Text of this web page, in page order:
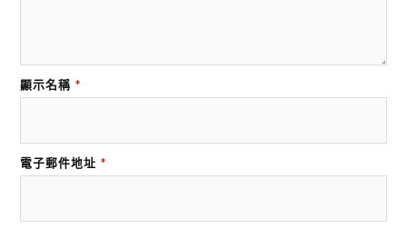
顯示名稱 *
電子郵件地址 *